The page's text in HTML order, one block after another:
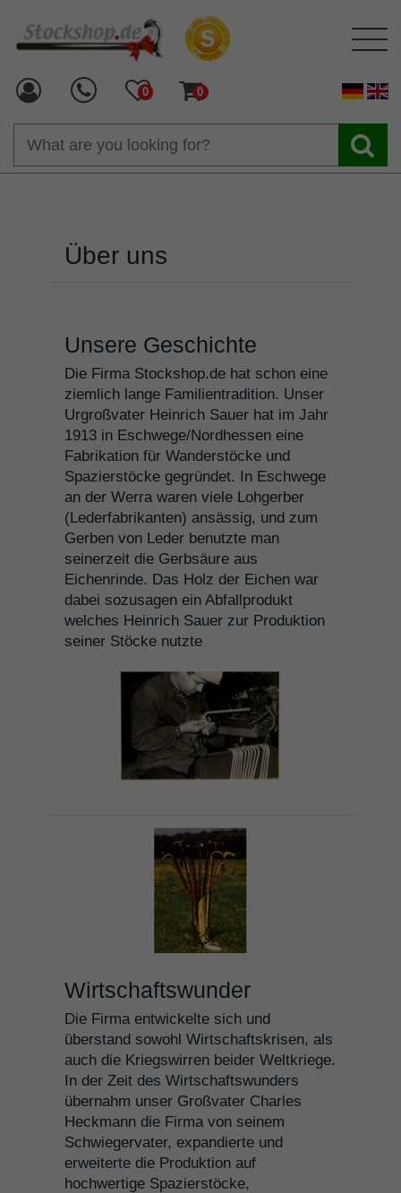
0 0
Über uns
Unsere Geschichte
Die Firma Stockshop.de hat schon eine
ziemlich lange Familientradition. Unser
Urgroßvater Heinrich Sauer hat im Jahr
1913 in Eschwege/Nordhessen eine
Fabrikation für Wanderstöcke und
Spazierstöcke gegründet. In Eschwege
an der Werra waren viele Lohgerber
(Lederfabrikanten) ansässig, und zum
Gerben von Leder benutzte man
seinerzeit die Gerbsäure aus
Eichenrinde. Das Holz der Eichen war
dabei sozusagen ein Abfallprodukt
welches Heinrich Sauer zur Produktion
seiner Stöcke nutzte
Wirtschaftswunder
Die Firma entwickelte sich und
überstand sowohl Wirtschaftskrisen, als
auch die Kriegswirren beider Weltkriege.
In der Zeit des Wirtschaftswunders
übernahm unser Großvater Charles
Heckmann die Firma von seinem
Schwiegervater, expandierte und
erweiterte die Produktion auf
hochwertige Spazierstöcke,